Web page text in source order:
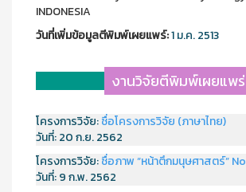
INDONESIA
วันที่เพิ่มข้อมูลตีพิมพ์เผยแพร์:1 ม.ค. 2513
งานวิจัยตีพิมพ์เผยแพร่
โครงการวิจัย:ชื่อโครงการวิจัย (ภาษาไทย)
วันที่:20 ก.ย. 2562
โครงการวิจัย:ชื่อภาพ “หน้าตึกมนุษศาสตร์”
วันที่:9 ก.พ. 2562